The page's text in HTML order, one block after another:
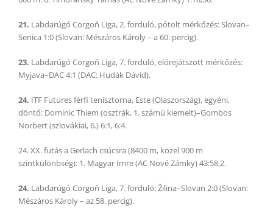
21. Labdarúgó Corgoň Liga, 2. forduló, pótolt mérkőzés: Slovan–
Senica 1:0 (Slovan: Mészáros Károly – a 60. percig).
23. Labdarúgó Corgoň Liga, 7. forduló, előrejátszott mérkőzés:
Myjava–DAC 4:1 (DAC: Hudák Dávid).
24. ITF Futures férfi tenisztorna, Este (Olaszország), egyéni,
döntő: Dominic Thiem (osztrák, 1. számú kiemelt)–Gombos
Norbert (szlovákiai, 6.) 6:1, 6:4.
24. XX. futás a Gerlach csúcsra (8400 m, közel 900 m
szintkülönbség): 1. Magyar Imre (AC Nové Zámky) 43:58,2.
24. Labdarúgó Corgoň Liga, 7. forduló: Žilina–Slovan 2:0 (Slovan:
Mészáros Károly – az 58. percig).